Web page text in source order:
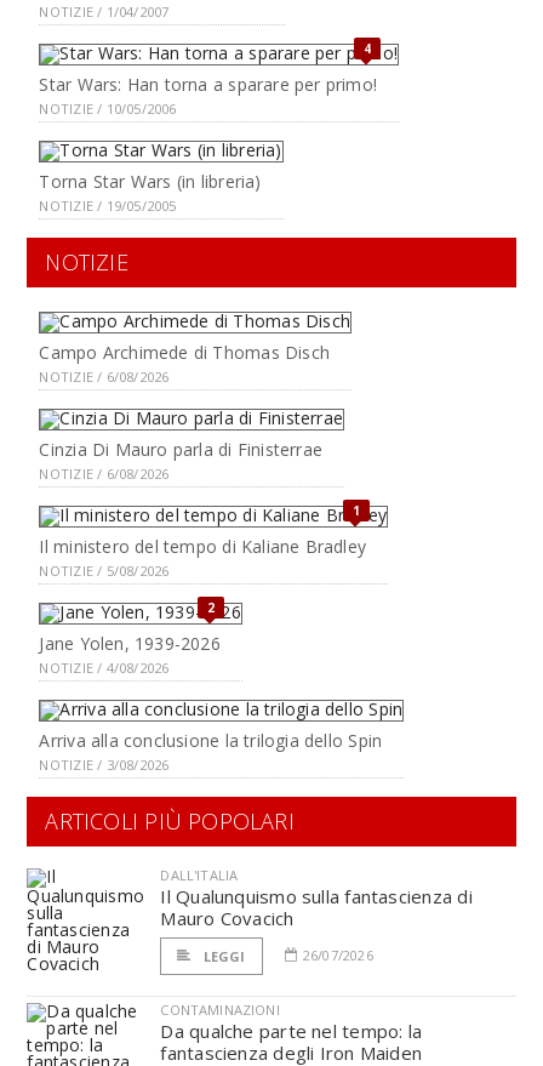
NOTIZIE / 1/04/2007
4
Star Wars: Han torna a sparare per primo!
NOTIZIE / 10/05/2006
Torna Star Wars (in libreria)
NOTIZIE / 19/05/2005
NOTIZIE
Campo Archimede di Thomas Disch
NOTIZIE / 6/08/2026
Cinzia Di Mauro parla di Finisterrae
NOTIZIE / 6/08/2026
1
Il ministero del tempo di Kaliane Bradley
NOTIZIE / 5/08/2026
2
Jane Yolen, 1939-2026
NOTIZIE / 4/08/2026
Arriva alla conclusione la trilogia dello Spin
NOTIZIE / 3/08/2026
ARTICOLI PIÙ POPOLARI
DALL'ITALIA
Il Qualunquismo sulla fantascienza di
Mauro Covacich
LEGGI 26/07/2026
CONTAMINAZIONI
Da qualche parte nel tempo: la
fantascienza degli Iron Maiden